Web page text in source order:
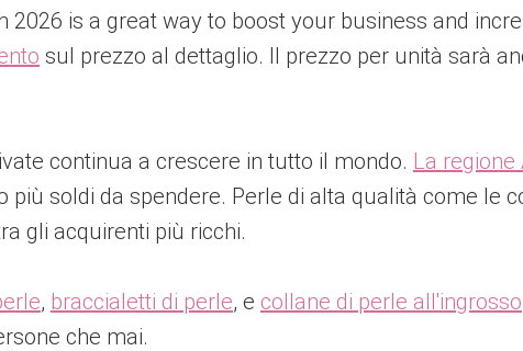
2026 is a great way to boost your business and
sul prezzo al dettaglio. Il prezzo per unità sarà
continua a crescere in tutto il mondo. La
più soldi da spendere. Perle di alta qualità come le
gli acquirenti più ricchi.
, braccialetti di perle, e collane di perle all'ingrosso
che mai.